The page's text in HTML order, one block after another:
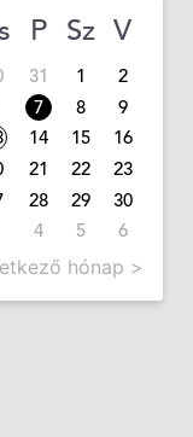
P Sz V
31 1
2
7 8
9
14 15
16
21 22
23
28 29
30
4 5 6
hónap >